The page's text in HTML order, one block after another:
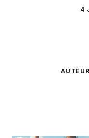
4